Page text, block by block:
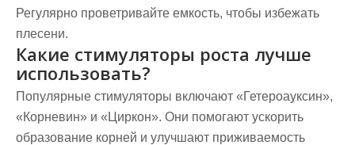
Регулярно проветривайте емкость, чтобы избежать
плесени.
Какие стимуляторы роста лучше
использовать?
Популярные стимуляторы включают «Гетероауксин»,
«Корневин» и «Циркон». Они помогают ускорить
образование корней и улучшают приживаемость